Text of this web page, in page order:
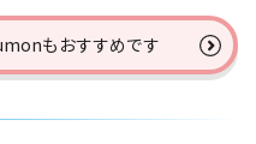
もおすすめです